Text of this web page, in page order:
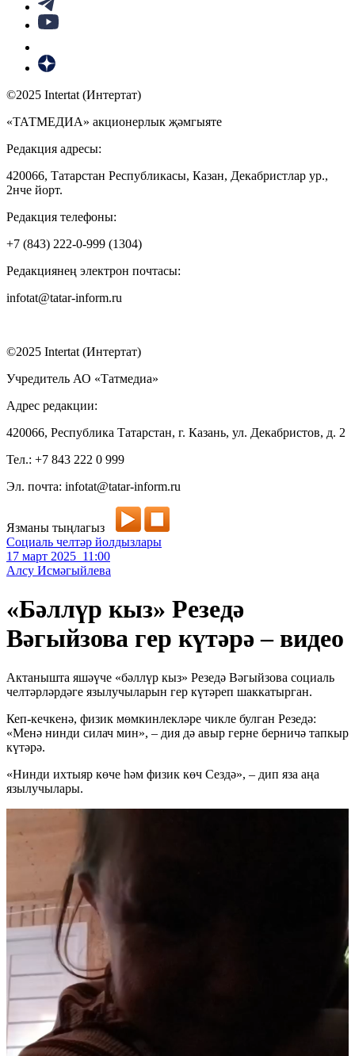
©2025 Intertat (Интертат)
«ТАТМЕДИА» акционерлык җәмгыяте
Редакция адресы:
420066, Татарстан Республикасы, Казан, Декабристлар ур.,
2нче йорт.
Редакция телефоны:
+7 (843) 222-0-999 (1304)
Редакциянең электрон почтасы:
infotat@tatar-inform.ru
©2025 Intertat (Интертат)
Учредитель АО «Татмедиа»
Адрес редакции:
420066, Республика Татарстан, г. Казань, ул. Декабристов, д. 2
Тел.: +7 843 222 0 999
Эл. почта: infotat@tatar-inform.ru
Язманы тыңлагыз
Социаль челтәр йолдызлары
17 март 2025 11:00
Алсу Исмәгыйлева
«Бәллүр кыз» Резедә
Вәгыйзова гер күтәрә – видео
Актанышта яшәүче «бәллүр кыз» Резедә Вәгыйзова социаль
челтәрләрдәге язылучыларын гер күтәреп шаккатырган.
Кеп-кечкенә, физик мөмкинлекләре чикле булган Резедә:
«Менә нинди силач мин», – дия дә авыр герне берничә тапкыр
күтәрә.
«Нинди ихтыяр көче һәм физик көч Сездә», – дип яза аңа
язылучылары.